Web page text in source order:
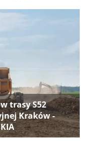
trasy S52
Kraków -